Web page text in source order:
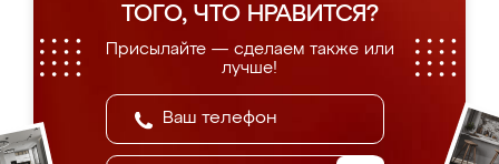
ТОГО, ЧТО НРАВИТСЯ?
Присылайте — сделаем также или
лучше!